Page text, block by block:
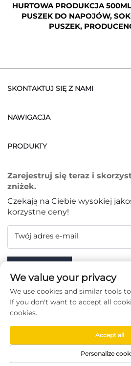
HURTOWA PRODUKCJA
PUSZEK DO NAPOJÓW,
PUSZEK,
SKONTAKTUJ SIĘ Z NAMI
NAWIGACJA
PRODUKTY
Zarejestruj się teraz i
zniżek.
Czekają na Ciebie wysokiej
korzystne ceny!
Twój adres e-mail
ŚLEDŹ NAS
Copyright © Taizhou Chenran
Ltd. -Polityka
We value your privacy
We use cookies and similar tools
If you don't want to accept all
cookies.
Personalize
Accept all